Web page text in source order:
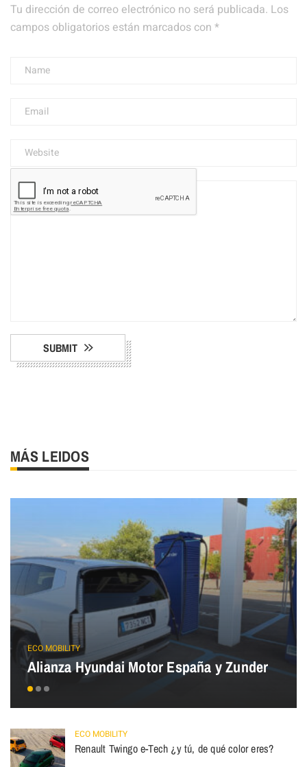
Tu dirección de correo electrónico no será publicada. Los
campos obligatorios están marcados con *
SUBMIT
MÁS LEIDOS
ECO MOBILITY
Alianza Hyundai Motor España y Zunder
ECO MOBILITY
Renault Twingo e-Tech ¿y tú, de qué color eres?